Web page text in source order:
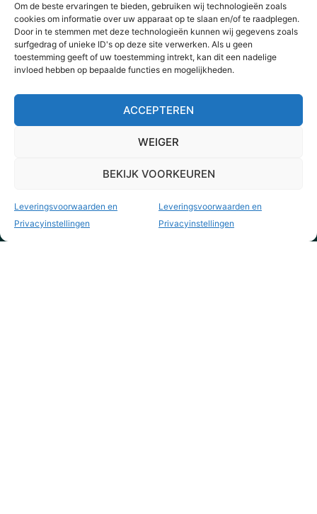
Om de beste ervaringen te bieden, gebruiken wij technologieën zoals
cookies om informatie over uw apparaat op te slaan en/of te raadplegen.
Door in te stemmen met deze technologieën kunnen wij gegevens zoals
surfgedrag of unieke ID's op deze site verwerken. Als u geen
toestemming geeft of uw toestemming intrekt, kan dit een nadelige
invloed hebben op bepaalde functies en mogelijkheden.
ACCEPTEREN
WEIGER
BEKIJK VOORKEUREN
Leveringsvoorwaarden en
Privacyinstellingen
Leveringsvoorwaarden en
Privacyinstellingen
€ 12,95
Toevoegen aan
winkelwagen
9,95
Toevoegen aan
winkelwagen
1 2 3 4 →